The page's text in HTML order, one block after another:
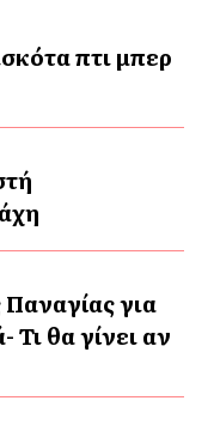
πτι μπερ
για
θα γίνει αν